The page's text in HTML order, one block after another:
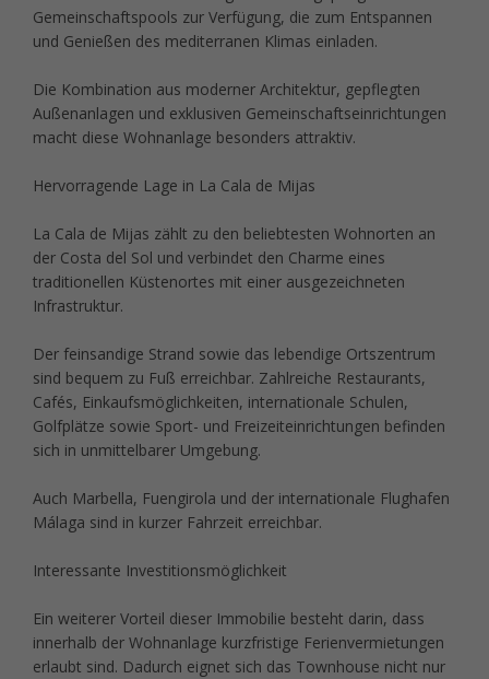
Gemeinschaftspools zur Verfügung, die zum Entspannen
und Genießen des mediterranen Klimas einladen.
Die Kombination aus moderner Architektur, gepflegten
Außenanlagen und exklusiven Gemeinschaftseinrichtungen
macht diese Wohnanlage besonders attraktiv.
Hervorragende Lage in La Cala de Mijas
La Cala de Mijas zählt zu den beliebtesten Wohnorten an
der Costa del Sol und verbindet den Charme eines
traditionellen Küstenortes mit einer ausgezeichneten
Infrastruktur.
Der feinsandige Strand sowie das lebendige Ortszentrum
sind bequem zu Fuß erreichbar. Zahlreiche Restaurants,
Cafés, Einkaufsmöglichkeiten, internationale Schulen,
Golfplätze sowie Sport- und Freizeiteinrichtungen befinden
sich in unmittelbarer Umgebung.
Auch Marbella, Fuengirola und der internationale Flughafen
Málaga sind in kurzer Fahrzeit erreichbar.
Interessante Investitionsmöglichkeit
Ein weiterer Vorteil dieser Immobilie besteht darin, dass
innerhalb der Wohnanlage kurzfristige Ferienvermietungen
erlaubt sind. Dadurch eignet sich das Townhouse nicht nur